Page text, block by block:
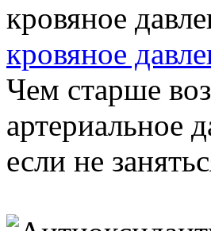
кровяное
Чем старше
артериальное
если не